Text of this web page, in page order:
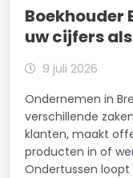
Boekhouder
uw cijfers
9 juli 2026
Ondernemen in
verschillende
klanten, maakt
producten in of
Ondertussen